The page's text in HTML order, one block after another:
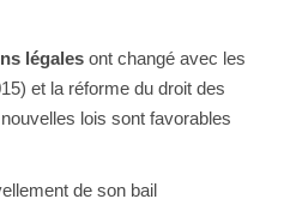
légales ont changé avec les
et la réforme du droit des
lois sont favorables
de son bail